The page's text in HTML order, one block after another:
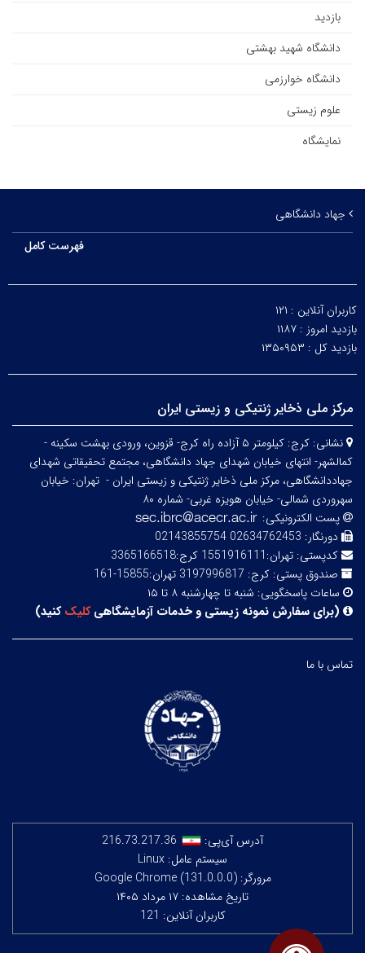
بازدید
دانشگاه شهید بهشتی
دانشگاه خوارزمی
علوم زیستی
نمایشگاه
جهاد دانشگاهی
فهرست کامل
کاربران آنلاین : ۱۲۱
بازدید امروز : ۱۱۸۷
بازدید کل : ۱۳۵۰۹۵۳
مرکز ملی ذخایر ژنتیکی و زیستی ایران
نشانی:
کرج: کیلومتر ۵ آزاده راه کرج- قزوین، ورودی بهشت سکینه -
کمالشهر- انتهای خیابان شهدای جهاد دانشگاهی، مجتمع تحقیقاتی شهدای
جهاددانشگاهی، مرکز ملی ذخایر ژنتیکی و زیستی ایران - تهران: خیابان
سهروردی شمالی- خیابان هویزه غربی- شماره ۸۰
پست الکترونیکی:
دورنگار: 02634762453 02143855754
کدپستی: تهران:1551916111 کرج:3365166518
صندوق پستی: کرج: 3197996817 تهران:15855-161
ساعات پاسخگویی: شنبه تا چهارشنبه ۸ تا ۱۵
(برای سفارش نمونه زیستی و خدمات آزمایشگاهیکلیککنید)
تماس با ما
آدرس آی‌پی:
216.73.217.36
سیستم عامل: Linux
مرورگر: Google Chrome (131.0.0.0)
تاریخ مشاهده: ۱۷ مرداد ۱۴۰۵
کاربران آنلاین: 121